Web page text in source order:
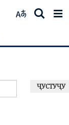
ҶУСТУҶУ